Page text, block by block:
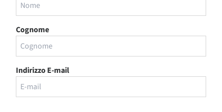
Cognome
Indirizzo E-mail